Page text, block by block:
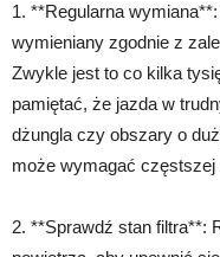
1. **Regularna
wymieniany zgodnie z
Zwykle jest to co kilka
pamiętać, że jazda w
dżungla czy obszary o
może wymagać częstszej
2. **Sprawdź stan filtra**: